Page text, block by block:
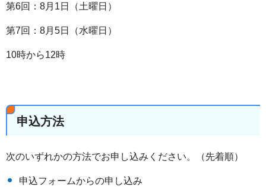
第6回：8月1日（土曜日）
第7回：8月5日（水曜日）
10時から12時
申込方法
次のいずれかの方法でお申し込みください。（先着順）
申込フォームからの申し込み